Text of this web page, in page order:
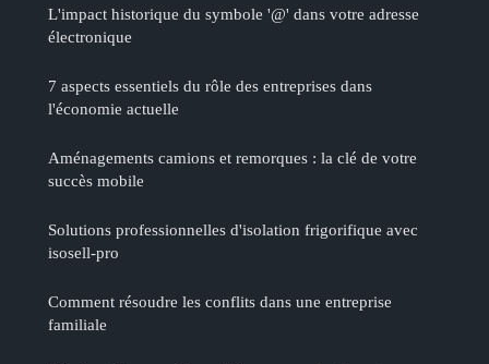
L'impact historique du symbole '@' dans votre adresse
électronique
7 aspects essentiels du rôle des entreprises dans
l'économie actuelle
Aménagements camions et remorques : la clé de votre
succès mobile
Solutions professionnelles d'isolation frigorifique avec
isosell-pro
Comment résoudre les conflits dans une entreprise
familiale